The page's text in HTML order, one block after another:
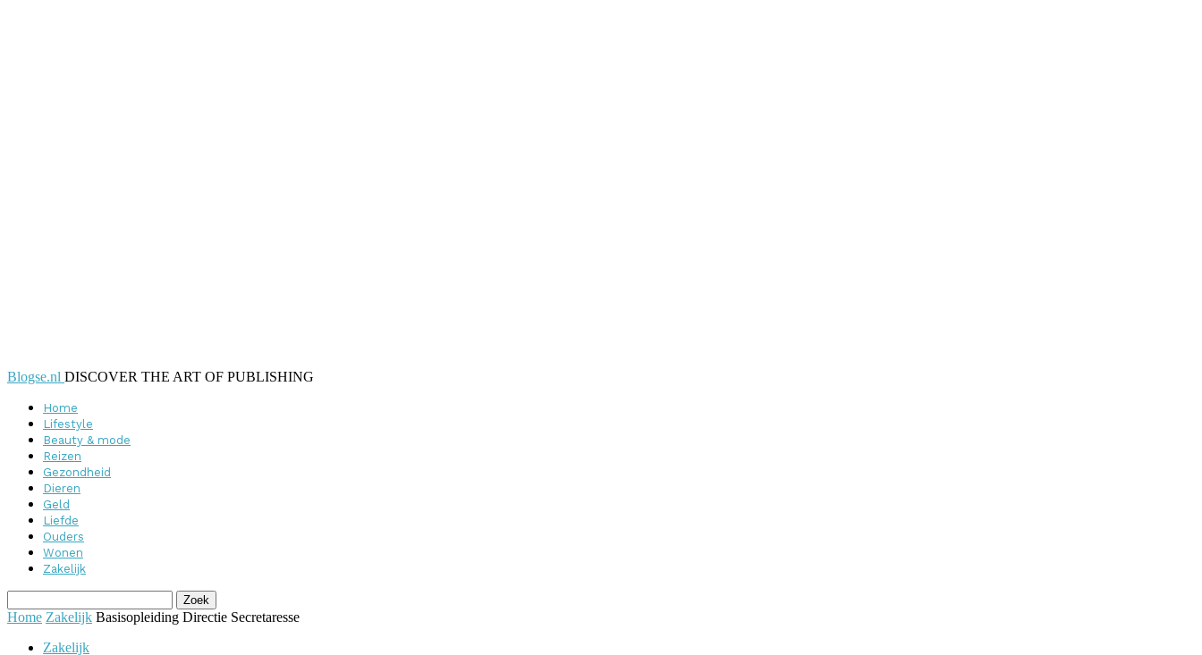
Blogse.nl DISCOVER THE ART OF PUBLISHING
Home
Lifestyle
Beauty & mode
Reizen
Gezondheid
Dieren
Geld
Liefde
Ouders
Wonen
Zakelijk
Home Zakelijk Basisopleiding Directie Secretaresse
Zakelijk